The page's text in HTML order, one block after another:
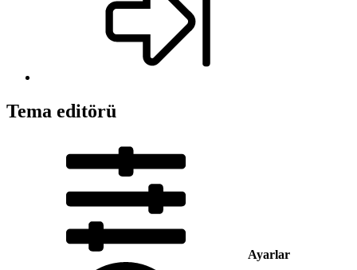
Tema editörü
Ayarlar